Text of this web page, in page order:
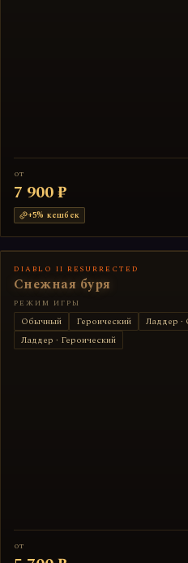
от
7 900 ₽
+5% кешбек
DIABLO II RESURRECTED
Снежная буря
РЕЖИМ ИГРЫ
Обычный Героический
Ладдер
Ладдер · Героический
от